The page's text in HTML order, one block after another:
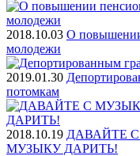
2018.10.03 О
молодежи
2019.01.30
потомкам
2018.10.19 ДАВАЙТЕ
МУЗЫКУ ДАРИТЬ!